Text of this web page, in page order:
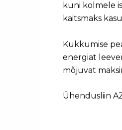
kuni kolmele
kaitsmaks
Kukkumise
energiat
mõjuvat
Ühendusliin